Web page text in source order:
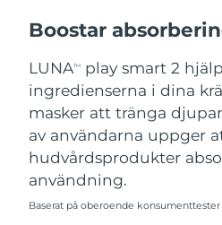
Boostar
LUNATM
play smart 2
ingredienserna i dina
masker att tränga
av användarna uppger
hudvårdsprodukter
användning.
Baserat på oberoende konsumenttester
Thailand
Turkiet
Förenade
Arabemiraten